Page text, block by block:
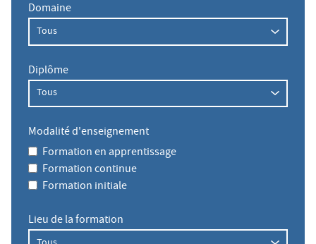
Domaine
Diplôme
Modalité d'enseignement
Formation en apprentissage
Formation continue
Formation initiale
Lieu de la formation